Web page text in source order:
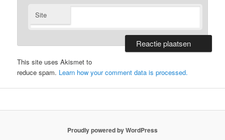
Site
This site uses Akismet to
reduce spam. Learn how your comment data is processed.
Proudly powered by WordPress